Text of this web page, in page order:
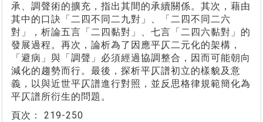
承、調聲術的擴充，指出其間的承續關係。其次，藉由
其中的口訣「二四不同二九對」、「二四不同二六
對」，析論五言「二四黏對」、七言「二四六黏對」的
發展過程。再次，論析為了因應平仄二元化的架構，
「避病」與「調聲」必須經過協調整合，因而可能朝向
減化的趨勢而行。最後，探析平仄譜初立的樣貌及意
義，以與近世平仄譜進行對照，並反思格律規範簡化為
平仄譜所衍生的問題。
頁次： 219-250